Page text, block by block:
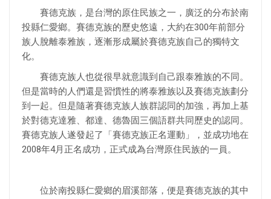
賽德克族，是台灣的原住民族之一，廣泛的分布於南
投縣仁愛鄉。賽德克族的歷史悠遠，大約在300年前部分
族人脫離泰雅族，逐漸形成屬於賽德克族自己的獨特文
化。
賽德克族人也從很早就意識到自己跟泰雅族的不同。
但是當時的人們還是習慣性的將泰雅族以及賽德克族劃分
到一起。但是隨著賽德克族人族群認同的加強，再加上基
於對德克達雅、都達、德魯固三個語群共同歷史的認同。
賽德克族人遂發起了「賽德克族正名運動」，並成功地在
2008年4月正名成功，正式成為台灣原住民族的一員。
位於南投縣仁愛鄉的眉溪部落，便是賽德克族的其中